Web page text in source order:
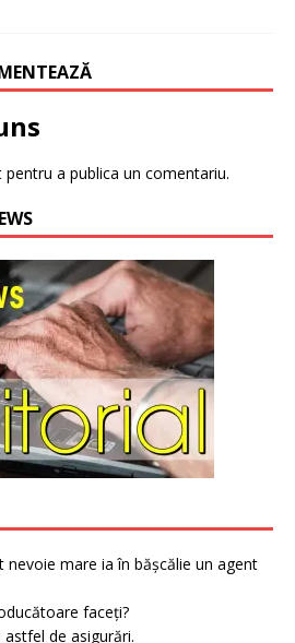
pentru a publica un comentariu.
nevoie mare ia în bășcălie un agent
faceți?
de asigurări.